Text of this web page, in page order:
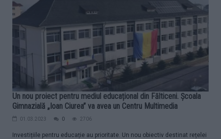
Un nou proiect pentru mediul educațional din Fălticeni. Școala
Gimnazială „Ioan Ciurea” va avea un Centru Multimedia
01.03.2023 0 2706
Investițiile pentru educație au prioritate. Un nou obiectiv destinat rețelei